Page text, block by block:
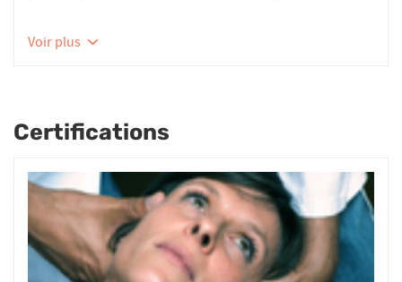
site doctolib a l'adresse suivante :
Voir plus
Certifications